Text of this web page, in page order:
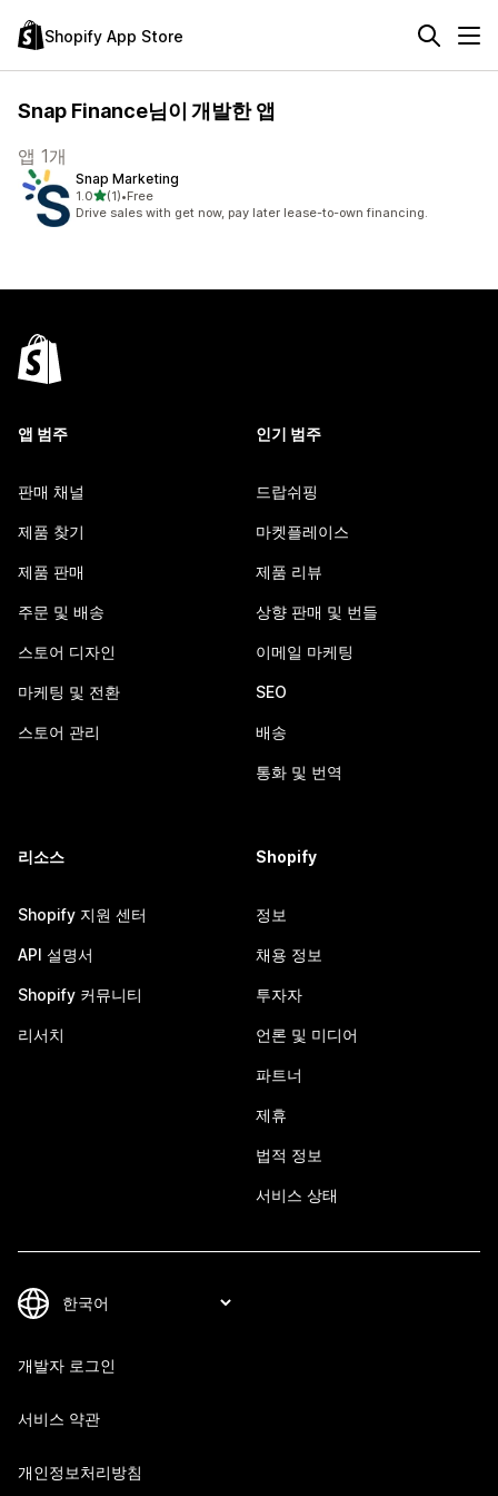
Shopify App Store
Snap Finance님이 개발한 앱
앱 1개
Snap Marketing
1.0별 5개 중
(1)
총 리뷰 1개
•Free
Drive sales with get now, pay later lease-to-own financing.
앱 범주
판매 채널
제품 찾기
제품 판매
주문 및 배송
스토어 디자인
마케팅 및 전환
스토어 관리
인기 범주
드랍쉬핑
마켓플레이스
제품 리뷰
상향 판매 및 번들
이메일 마케팅
SEO
배송
통화 및 번역
리소스
Shopify 지원 센터
API 설명서
Shopify 커뮤니티
리서치
Shopify
정보
채용 정보
투자자
언론 및 미디어
파트너
제휴
법적 정보
서비스 상태
개발자 로그인
서비스 약관
개인정보처리방침